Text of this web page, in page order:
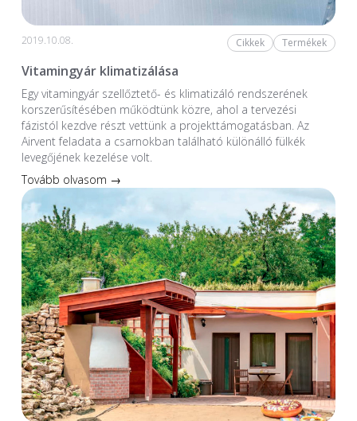
2019.10.08. Cikkek Termékek
Vitamingyár klimatizálása
Egy vitamingyár szellőztető- és klimatizáló rendszerének
korszerűsítésében működtünk közre, ahol a tervezési
fázistól kezdve részt vettünk a projekttámogatásban. Az
Airvent feladata a csarnokban található különálló fülkék
levegőjének kezelése volt.
Tovább olvasom →